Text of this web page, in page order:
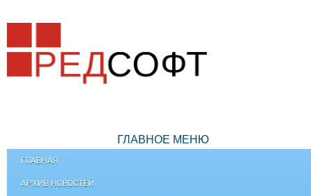
ГЛАВНОЕ МЕНЮ
ГЛАВНАЯ
АРХИВ НОВОСТЕЙ